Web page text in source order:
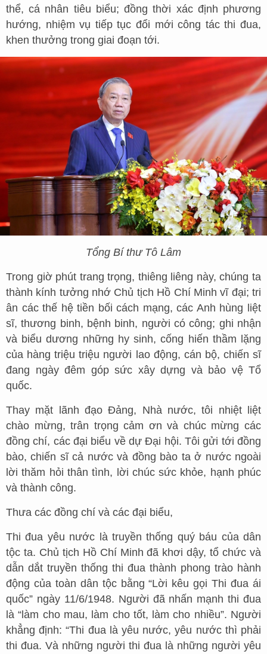
thể, cá nhân tiêu biểu; đồng thời xác định phương
hướng, nhiệm vụ tiếp tục đổi mới công tác thi đua,
khen thưởng trong giai đoạn tới.
Tổng Bí thư Tô Lâm
Trong giờ phút trang trọng, thiêng liêng này, chúng ta
thành kính tưởng nhớ Chủ tịch Hồ Chí Minh vĩ đại; tri
ân các thế hệ tiền bối cách mạng, các Anh hùng liệt
sĩ, thương binh, bệnh binh, người có công; ghi nhận
và biểu dương những hy sinh, cống hiến thầm lặng
của hàng triệu triệu người lao động, cán bộ, chiến sĩ
đang ngày đêm góp sức xây dựng và bảo vệ Tổ
quốc.
Thay mặt lãnh đạo Đảng, Nhà nước, tôi nhiệt liệt
chào mừng, trân trọng cảm ơn và chúc mừng các
đồng chí, các đại biểu về dự Đại hội. Tôi gửi tới đồng
bào, chiến sĩ cả nước và đồng bào ta ở nước ngoài
lời thăm hỏi thân tình, lời chúc sức khỏe, hạnh phúc
và thành công.
Thưa các đồng chí và các đại biểu,
Thi đua yêu nước là truyền thống quý báu của dân
tộc ta. Chủ tịch Hồ Chí Minh đã khơi dậy, tổ chức và
dẫn dắt truyền thống thi đua thành phong trào hành
động của toàn dân tộc bằng “Lời kêu gọi Thi đua ái
quốc” ngày 11/6/1948. Người đã nhấn mạnh thi đua
là “làm cho mau, làm cho tốt, làm cho nhiều”. Người
khẳng định: “Thi đua là yêu nước, yêu nước thì phải
thi đua. Và những người thi đua là những người yêu